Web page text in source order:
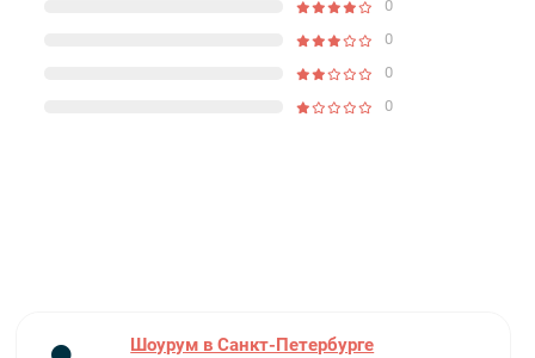
0
0
0
0
Шоурум в Санкт-Петербурге